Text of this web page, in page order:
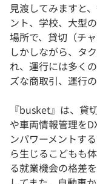
見渡してみますと
ント、学校、大型
場所で、貸切（チ
しかしながら、タ
れ、運行には多く
ズな商取引、運行
『busket』は、貸
や車両情報管理を
ンパワーメントす
ら生じるこどもも
る就業機会の格差